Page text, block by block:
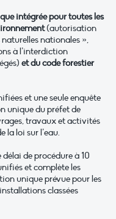
intégrée pour toutes les
(autorisation
nationales »,
à l’interdiction
et du code forestier
et une seule enquête
unique du préfet de
travaux et activités
loi sur l’eau.
de procédure à 10
et complète les
unique prévue pour les
classées